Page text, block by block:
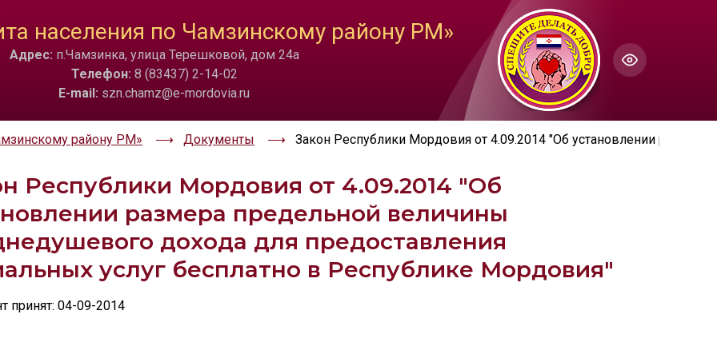
ИЗОБРАЖЕНИЯ
Скрыть Ч/б
ГОЛОС
Настройки по умолчанию
населения по Чамзинскому району РМ»
Адрес: п.Чамзинка, улица Терешковой, дом 24а
Телефон: 8 (83437) 2-14-02
E-mail: szn.chamz@e-mordovia.ru
району РМ» Документы Закон Республики Мордовия от 4.09.2014 "Об установлении
Республики Мордовия от 4.09.2014 "Об
размера предельной величины
дохода для предоставления
услуг бесплатно в Республике Мордовия"
принят: 04-09-2014